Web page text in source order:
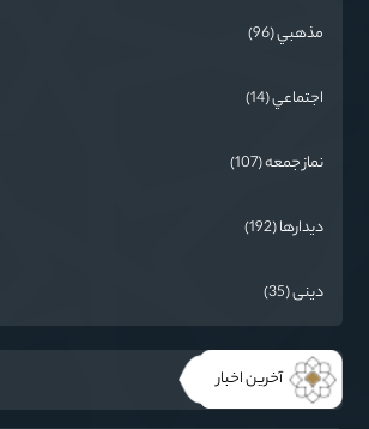
مذهبي (96)
اجتماعي (14)
نماز جمعه (107)
دیدارها (192)
دینی (35)
آخرین اخبار